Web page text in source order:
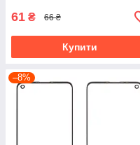
61 ₴ 66 ₴
Купити
–8%